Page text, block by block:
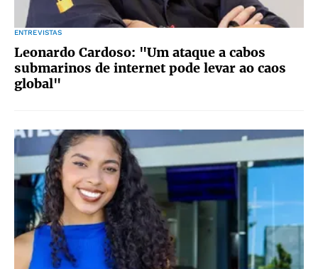
ENTREVISTAS
Leonardo Cardoso: "Um ataque a cabos
submarinos de internet pode levar ao caos
global"